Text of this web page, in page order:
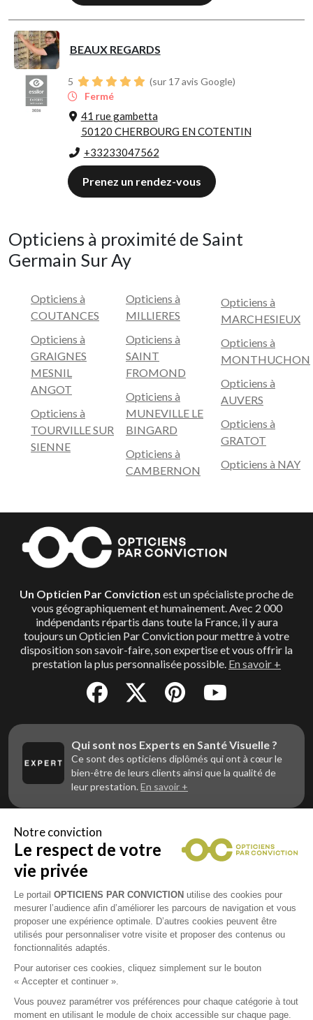
BEAUX REGARDS
5
(sur 17 avis Google)
Fermé
41 rue gambetta
50120 CHERBOURG EN COTENTIN
+33233047562
Prenez un rendez-vous
Opticiens à proximité de Saint
Germain Sur Ay
Opticiens à
COUTANCES
Opticiens à
GRAIGNES
MESNIL
ANGOT
Opticiens à
TOURVILLE SUR
SIENNE
Opticiens à
MILLIERES
Opticiens à
SAINT
FROMOND
Opticiens à
MUNEVILLE LE
BINGARD
Opticiens à
CAMBERNON
Opticiens à
MARCHESIEUX
Opticiens à
MONTHUCHON
Opticiens à
AUVERS
Opticiens à
GRATOT
Opticiens à NAY
Un Opticien Par Conviction est un spécialiste proche de
vous géographiquement et humainement. Avec 2 000
indépendants répartis dans toute la France, il y aura
toujours un Opticien Par Conviction pour mettre à votre
disposition son savoir-faire, son expertise et vous offrir la
prestation la plus personnalisée possible. En savoir +
Qui sont nos Experts en Santé Visuelle ?
Ce sont des opticiens diplômés qui ont à cœur le
bien-être de leurs clients ainsi que la qualité de
leur prestation.En savoir +
Vous êtes un professionnel de la vue et
vous souhaitez nous rejoindre ?
Contactez Alliance Optic, la centrale d’achats et
d’accompagnement des opticiens indépendants
Notre conviction
Le respect de votre
vie privée
Le portail OPTICIENS PAR CONVICTION utilise des cookies pour
mesurer l’audience afin d’améliorer les parcours de navigation et vous
proposer une expérience optimale. D’autres cookies peuvent être
utilisés pour personnaliser votre visite et proposer des contenus ou
fonctionnalités adaptés.
Pour autoriser ces cookies, cliquez simplement sur le bouton
« Accepter et continuer ».
Vous pouvez paramétrer vos préférences pour chaque catégorie à tout
moment en utilisant le module de choix accessible sur chaque page.